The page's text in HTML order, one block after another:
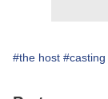
#the host #casting